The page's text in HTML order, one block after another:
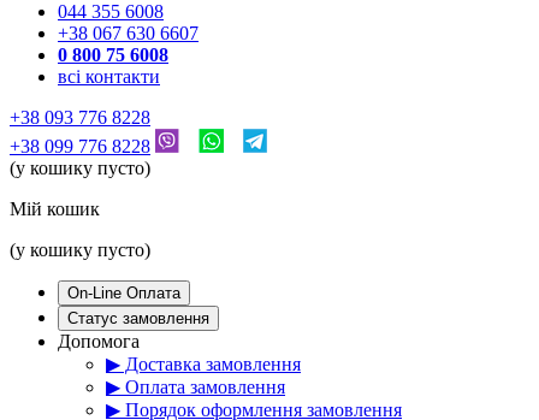
044 355 6008
+38 067 630 6607
0 800 75 6008
всі контакти
+38 093 776 8228
+38 099 776 8228
(у кошику пусто)
Мій кошик
(у кошику пусто)
On-Line Оплата
Статус замовлення
Допомога
▶ Доставка замовлення
▶ Оплата замовлення
▶ Порядок оформлення замовлення